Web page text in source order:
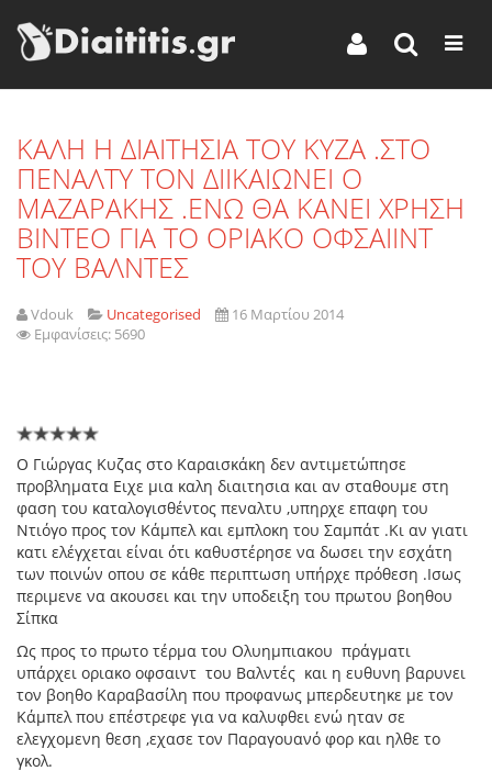
KAΛΗ Η ΔΙΑΙΤΗΣΙΑ ΤΟΥ ΚΥΖΑ .ΣΤΟ
ΠΕΝΑΛΤΥ ΤΟΝ ΔΙΙΚΑΙΩΝΕΙ Ο
ΜΑΖΑΡΑΚΗΣ .ΕΝΩ ΘΑ ΚΑΝΕΙ ΧΡΗΣΗ
ΒΙΝΤΕΟ ΓΙΑ ΤΟ ΟΡΙΑΚΟ ΟΦΣΑΙΙΝΤ
ΤΟΥ ΒΑΛΝΤΕΣ
Vdouk Uncategorised
16 Μαρτίου 2014
Εμφανίσεις: 5690
Ο Γιώργας Κυζας στο Καραισκάκη δεν αντιμετώπησε
προβληματα Ειχε μια καλη διαιτησια και αν σταθουμε στη
φαση του καταλογισθέντος πεναλτυ ,υπηρχε επαφη του
Ντιόγο προς τον Κάμπελ και εμπλοκη του Σαμπάτ .Κι αν γιατι
κατι ελέγχεται είναι ότι καθυστέρησε να δωσει την εσχάτη
των ποινών οπου σε κάθε περιπτωση υπήρχε πρόθεση .Ισως
περιμενε να ακουσει και την υποδειξη του πρωτου βοηθου
Σίπκα
Ως προς το πρωτο τέρμα του Ολυημπιακου πράγματι
υπάρχει οριακο οφσαιντ του Βαλντές και η ευθυνη βαρυνει
τον βοηθο Καραβασίλη που προφανως μπερδευτηκε με τον
Κάμπελ που επέστρεφε για να καλυφθει ενώ ηταν σε
ελεγχομενη θεση ,εχασε τον Παραγουανό φορ και ηλθε το
γκολ.